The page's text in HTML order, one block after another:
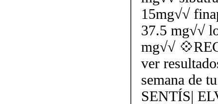
15mg√√
37.5 mg√√
mg√√
ver
semana de
SENTÍS|